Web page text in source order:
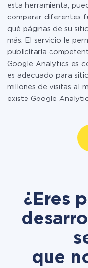
esta herramienta,
comparar diferentes
qué páginas de su
más. El servicio le
publicitaria
Google Analytics es
es adecuado para
millones de visitas al
existe Google
¿Eres
que